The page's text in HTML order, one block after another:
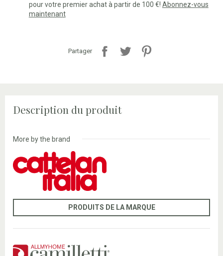
pour votre premier achat à partir de 100 €! Abonnez-vous
maintenant
Partager
Description du produit
More by the brand
PRODUITS DE LA MARQUE